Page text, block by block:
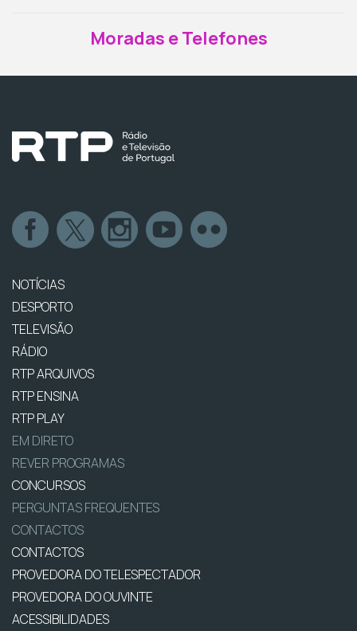
Moradas e Telefones
NOTÍCIAS
DESPORTO
TELEVISÃO
RÁDIO
RTP ARQUIVOS
RTP ENSINA
RTP PLAY
EM DIRETO
REVER PROGRAMAS
CONCURSOS
PERGUNTAS FREQUENTES
CONTACTOS
CONTACTOS
PROVEDORA DO TELESPECTADOR
PROVEDORA DO OUVINTE
ACESSIBILIDADES